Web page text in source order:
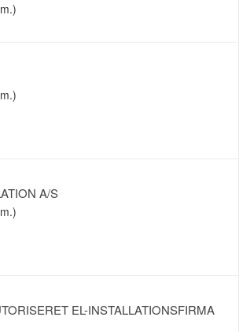
A/S
EL-INSTALLATIONSFIRMA